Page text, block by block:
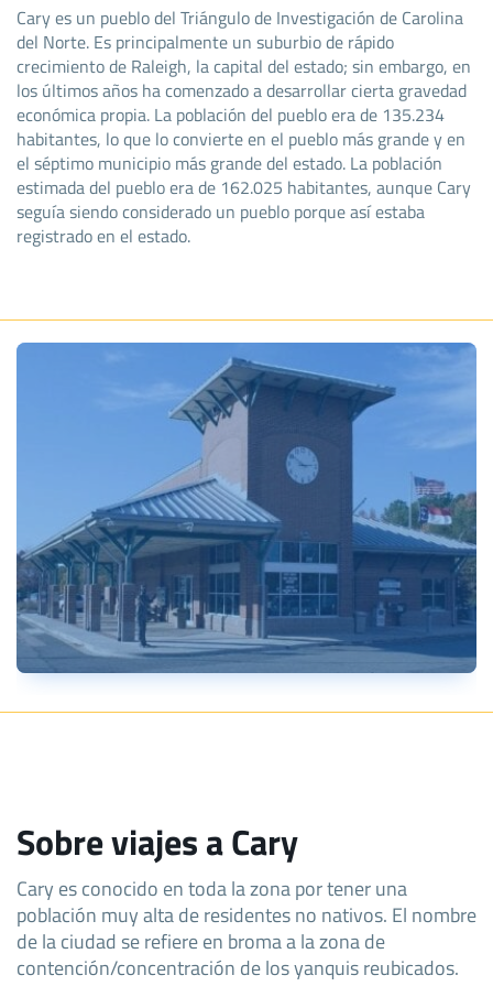
Cary es un pueblo del Triángulo de Investigación de Carolina
del Norte. Es principalmente un suburbio de rápido
crecimiento de Raleigh, la capital del estado; sin embargo, en
los últimos años ha comenzado a desarrollar cierta gravedad
económica propia. La población del pueblo era de 135.234
habitantes, lo que lo convierte en el pueblo más grande y en
el séptimo municipio más grande del estado. La población
estimada del pueblo era de 162.025 habitantes, aunque Cary
seguía siendo considerado un pueblo porque así estaba
registrado en el estado.
Sobre viajes a Cary
Cary es conocido en toda la zona por tener una
población muy alta de residentes no nativos. El nombre
de la ciudad se refiere en broma a la zona de
contención/concentración de los yanquis reubicados.